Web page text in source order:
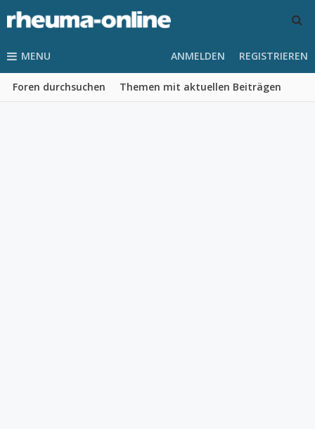
MENU
Foren durchsuchen Themen mit aktuellen Beiträgen
ANMELDEN REGISTRIEREN